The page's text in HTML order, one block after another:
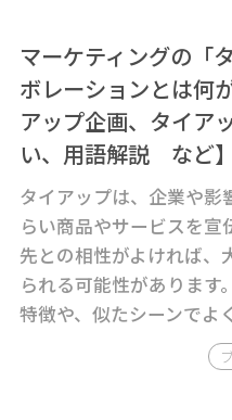
マーケティングの「
ボレーションとは何
アップ企画、タイア
い、用語解説 など】
タイアップは、企業や影
らい商品やサービスを
先との相性がよければ、
られる可能性があります
特徴や、似たシーンでよ